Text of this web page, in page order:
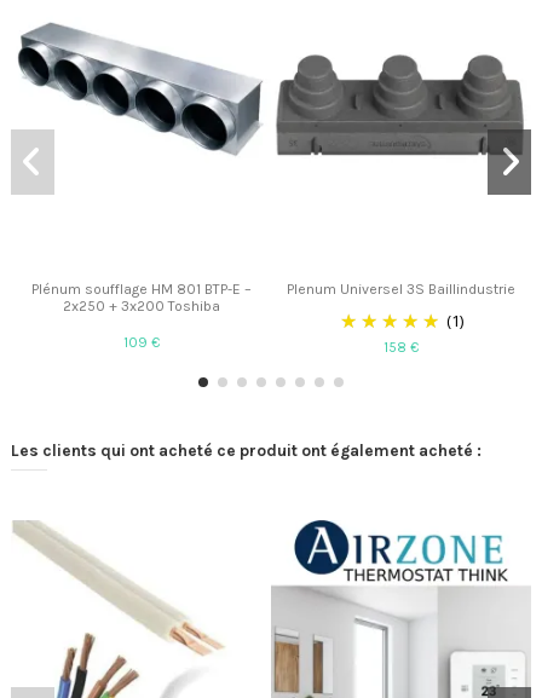
Plénum soufflage HM 801 BTP-E –
2x250 + 3x200 Toshiba
109 €
Plenum Universel 3S Baillindustrie
(1)
158 €
Les clients qui ont acheté ce produit ont également acheté :